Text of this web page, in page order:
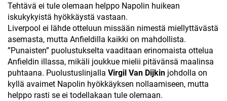
Tehtävä ei tule olemaan helppo Napolin huikean
iskukykyistä hyökkäystä vastaan.
Liverpool ei lähde otteluun missään nimestä miellyttävästä
asemasta, mutta Anfieldilla kaikki on mahdollista.
”Punaisten” puolustukselta vaaditaan erinomaista ottelua
Anfieldin illassa, mikäli joukkue mielii pitävänsä maalinsa
puhtaana. Puolustuslinjalla Virgil Van Dijkin johdolla on
kyllä avaimet Napolin hyökkäyksen nollaamiseen, mutta
helppo rasti se ei todellakaan tule olemaan.